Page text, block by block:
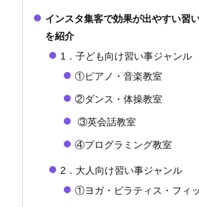
インスタ集客で効果が出やすい習
を紹介
1．子ども向け習い事ジャンル
①ピアノ・音楽教室
②ダンス・体操教室
③英会話教室
④プログラミング教室
2．大人向け習い事ジャンル
①ヨガ・ピラティス・フィ